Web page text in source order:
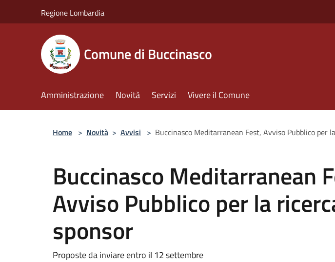
Regione Lombardia
Comune di Buccinasco
Amministrazione Novità Servizi Vivere il Comune
Home > Novità > Avvisi > Buccinasco Meditarranean Fest, Avviso Pubblico per
Buccinasco Meditarranean
Avviso Pubblico per la
sponsor
Proposte da inviare entro il 12 settembre